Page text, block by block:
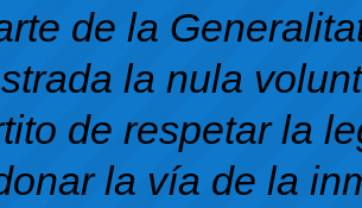
de la
la nula
de respetar la
la vía de la